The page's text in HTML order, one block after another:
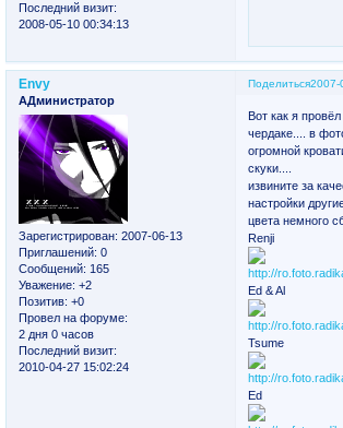
Последний визит:
2008-05-10 00:34:13
Поделиться2007-
Envy
АДминистратор
Зарегистрирован: 2007-06-13
Приглашений: 0
Сообщений: 165
Уважение: +2
Позитив: +0
Провел на форуме:
2 дня 0 часов
Последний визит:
2010-04-27 15:02:24
Вот как я
чердаке.... в
огромной
скуки....
извините за
настройки
цвета немного
Renji
Ed & Al
Tsume
Ed